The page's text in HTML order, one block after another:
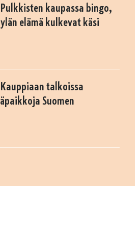
kaupassa bingo,
elämä kulkevat käsi
talkoissa
Suomen